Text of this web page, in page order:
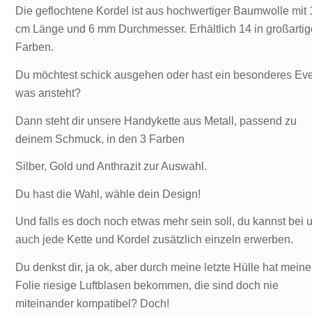
Die geflochtene Kordel ist aus hochwertiger Baumwolle mit
cm Länge und 6 mm Durchmesser. Erhältlich 14 in
Farben.
Du möchtest schick ausgehen oder hast ein besonderes
was ansteht?
Dann steht dir unsere Handykette aus Metall, passend zu
deinem Schmuck, in den 3 Farben
Silber, Gold und Anthrazit zur Auswahl.
Du hast die Wahl, wähle dein Design!
Und falls es doch noch etwas mehr sein soll, du kannst bei
auch jede Kette und Kordel zusätzlich einzeln erwerben.
Du denkst dir, ja ok, aber durch meine letzte Hülle hat meine
Folie riesige Luftblasen bekommen, die sind doch nie
miteinander kompatibel? Doch!